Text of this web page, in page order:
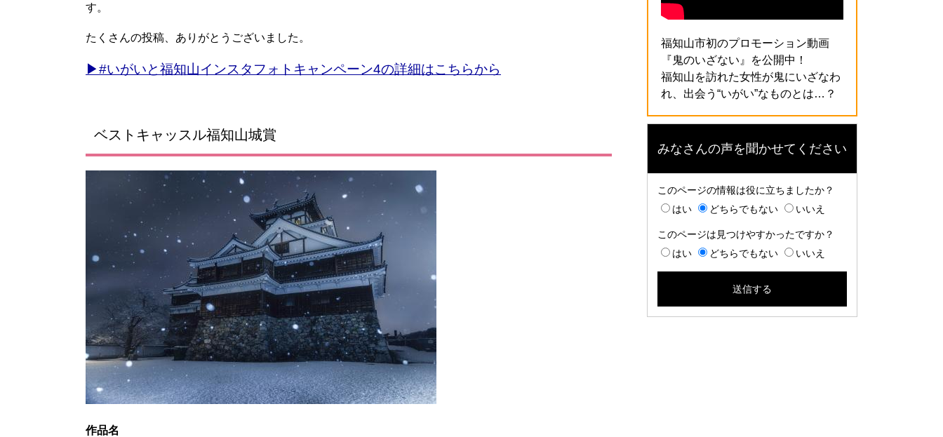
す。
たくさんの投稿、ありがとうございました。
▶#いがいと福知山インスタフォトキャンペーン4の詳細はこちらから
ベストキャッスル福知山城賞
作品名
福知山市初のプロモーション動画
『鬼のいざない』を公開中！
福知山を訪れた女性が鬼にいざなわ
れ、出会う“いがい”なものとは…？
みなさんの声を聞かせてください
このページの情報は役に立ちましたか？
はい
どちらでもない いいえ
このページは見つけやすかったですか？
はい
どちらでもない いいえ